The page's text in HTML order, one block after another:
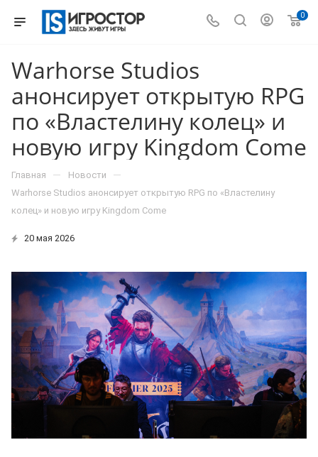
0
Warhorse Studios
анонсирует открытую RPG
по «Властелину колец» и
новую игру Kingdom Come
Главная — Новости —
Warhorse Studios анонсирует открытую RPG по «Властелину
колец» и новую игру Kingdom Come
20 мая 2026